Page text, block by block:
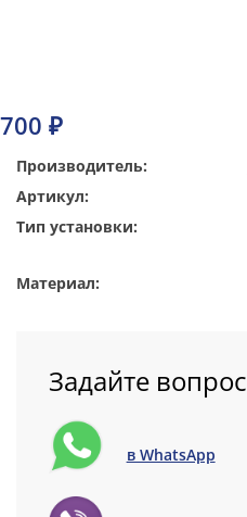
Производитель:
Артикул:
Тип установки:
Материал:
700 ₽
Задайте вопрос
в WhatsApp